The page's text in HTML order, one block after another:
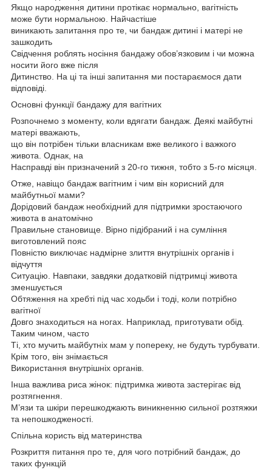
Якщо народження дитини протікає нормально, вагітність
може бути нормальною. Найчастіше
виникають запитання про те, чи бандаж дитині і матері не
зашкодить
Свідчення роблять носіння бандажу обов’язковим і чи можна
носити його вже після
Дитинство. На ці та інші запитання ми постараємося дати
відповіді.
Основні функції бандажу для вагітних
Розпочнемо з моменту, коли вдягати бандаж. Деякі майбутні
матері вважають,
що він потрібен тільки власникам вже великого і важкого
живота. Однак, на
Насправді він призначений з 20-го тижня, тобто з 5-го місяця.
Отже, навіщо бандаж вагітним і чим він корисний для
майбутньої мами?
Дорідовий бандаж необхідний для підтримки зростаючого
живота в анатомічно
Правильне становище. Вірно підібраний і на сумління
виготовлений пояс
Повністю виключає надмірне злиття внутрішніх органів і
відчуття
Ситуацію. Навпаки, завдяки додатковій підтримці живота
зменшується
Обтяження на хребті під час ходьби і тоді, коли потрібно
вагітної
Довго знаходиться на ногах. Наприклад, приготувати обід.
Таким чином, часто
Ті, хто мучить майбутніх мам у попереку, не будуть турбувати.
Крім того, він знімається
Використання внутрішніх органів.
Інша важлива риса жінок: підтримка живота застерігає від
розтягнення.
М’язи та шкіри перешкоджають виникненню сильної розтяжки
та непошкодженості.
Спільна користь від материнства
Розкриття питання про те, для чого потрібний бандаж, до
таких функцій